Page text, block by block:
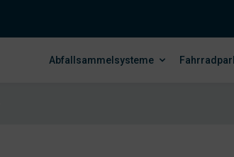
Abfallsammelsysteme